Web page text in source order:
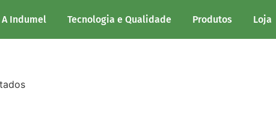
A Indumel Tecnologia e Qualidade Produtos Loja
/ Ø79,3 ± 1,5mm